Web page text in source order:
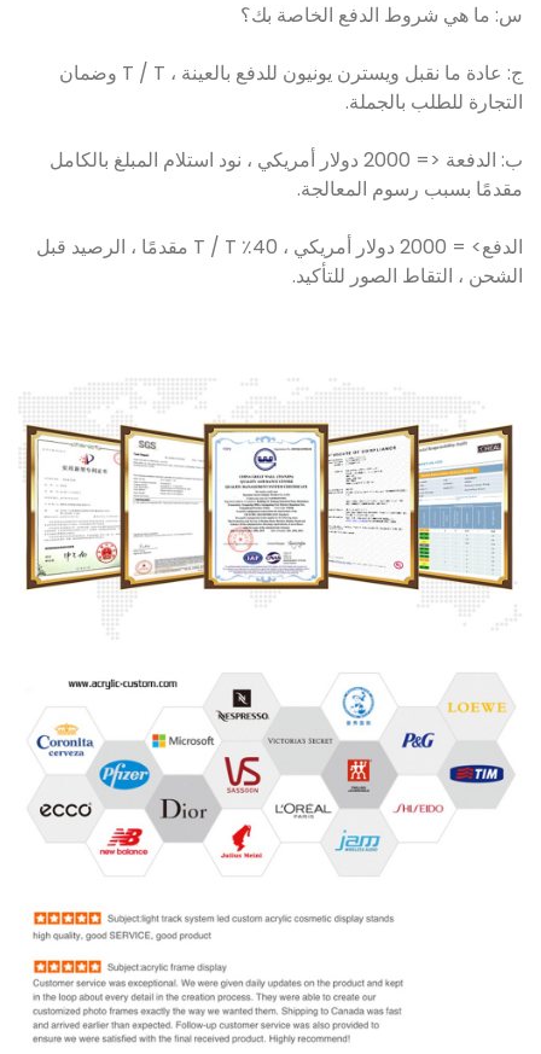
س: ما هي شروط الدفع الخاصة بك؟
ج: عادة ما نقبل ويسترن يونيون للدفع بالعينة ، T / T وضمان
التجارة للطلب بالجملة.
ب: الدفعة <= 2000 دولار أمريكي ، نود استلام المبلغ بالكامل
مقدمًا بسبب رسوم المعالجة.
الدفع> = 2000 دولار أمريكي ، 40٪ T / T مقدمًا ، الرصيد قبل
الشحن ، التقاط الصور للتأكيد.